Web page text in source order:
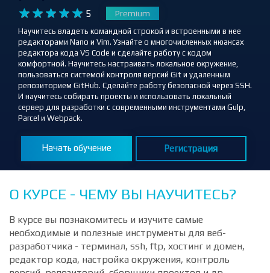
Курс Инструменты Веб-
разработчика
    
     5 Premium
Научитесь владеть командной строкой и встроенными в нее
редакторами Nano и Vim. Узнайте о многочисленных нюансах
редактора кода VS Code и сделайте работу с кодом
комфортной. Научитесь настраивать локальное окружение,
пользоваться системой контроля версий Git и удаленным
репозиторием GitHub. Сделайте работу безопасной через SSH.
Parcel и Webpack.
О КУРСЕ - ЧЕМУ ВЫ НАУЧИТЕСЬ?
В курсе вы познакомитесь и изучите самые
необходимые и полезные инструменты для веб-